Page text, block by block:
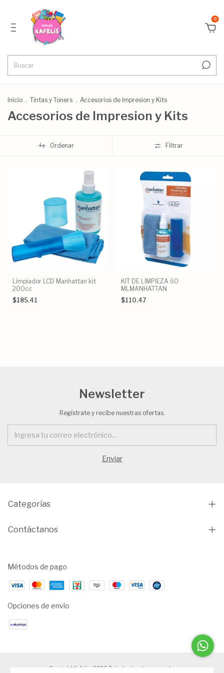
0
Inicio . Tintas y Toners . Accesorios de Impresion y Kits
Accesorios de Impresion y Kits
Ordenar Filtrar
Limpiador LCD Manhattan kit
200cc
$185.41
KIT DE LIMPIEZA 60
MLMANHATTAN
$110.47
Newsletter
Regístrate y recibe nuestras ofertas.
Categorías
Contáctanos
Métodos de pago
Opciones de envío
Copyright Kafelis - 2026. Todos los derechos reservados.